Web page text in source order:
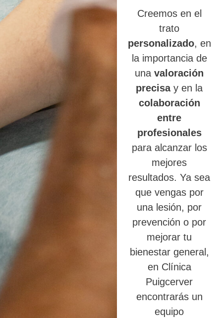
Creemos en el
trato
personalizado, en
la importancia de
unavaloración
precisay en la
colaboración
entre
profesionales
para alcanzar los
mejores
resultados. Ya sea
que vengas por
una lesión, por
prevención o por
mejorar tu
bienestar general,
en Clínica
Puigcerver
encontrarás un
equipo